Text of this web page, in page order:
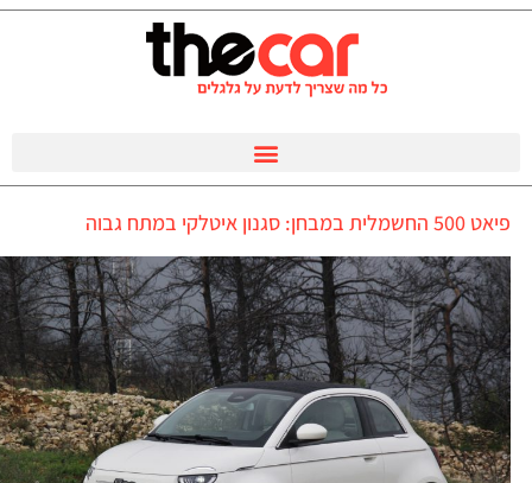
פיאט 500 החשמלית במבחן: סגנון איטלקי במתח גבוה